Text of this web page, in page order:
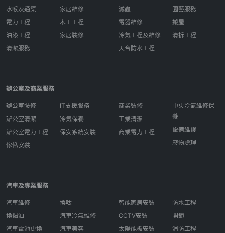
水喉及通渠
電力工程
油漆工程
清潔服務
家居維修
木工工程
家居裝修
滅蟲
電器維修
冷氣工程及維修
天台防水工程
園藝服務
搬屋
清拆工程
辦公室及商業服務
辦公室裝修
辦公室清潔
辦公室電力工程
傢俬安裝
IT支援服務
冷氣保養
保安系統安裝
商業裝修
工業清潔
商業電力工程
中央冷氣維修保
養
設備維護
廢物處理
汽車及專業服務
汽車維修
換偈油
汽車電池更換
換呔
汽車冷氣維修
汽車美容
智能家居安裝
CCTV安裝
太陽能板安裝
防水工程
開鎖
消防工程